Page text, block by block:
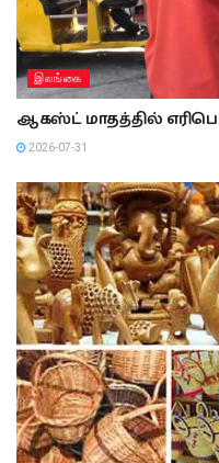
இலங்கை
ஆகஸ்ட் மாதத்தில்
2026-07-31